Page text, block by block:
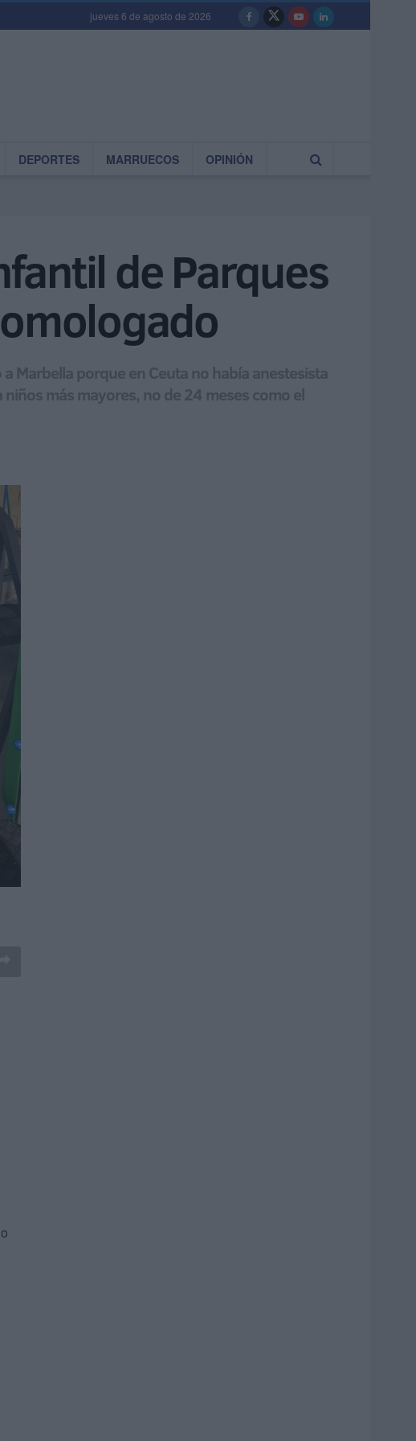
jueves 6 de agosto de 2026
DEPORTES MARRUECOS OPINIÓN
de Parques
Marbella porque en Ceuta no había anestesista
más mayores, no de 24 meses como el